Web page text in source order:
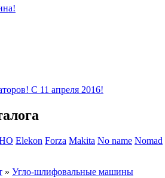
С 11 апреля 2016!
Elekon Forza Makita No name Nomad
» Угло-шлифовальные машины